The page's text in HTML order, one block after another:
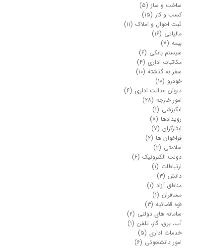
ساخت و ساز (۵)
کسب و کار (۱۵)
ثبت احوال و املاک (۱۱)
مالیاتی (۱۶)
بیمه (۷)
سیستم بانکی (۶)
مکاتبات اداری (۴)
سفر به گذشته (۱۰)
خودرو (۱۰)
دیوان عدالت اداری (۴)
امور خارجه (۲۸)
انگیزشی (۱)
رویدادها (۸)
ایثارگران (۷)
فراخوان ها (۲)
سلامتی (۲)
دولت الکترونیک (۶)
ارتباطات (۱)
دانش (۳)
مناطق آزاد (۱)
مسافران (۱)
قوه قضائیه (۳)
سامانه های دولتی (۲)
آب، برق، گاز، تلفن (۱)
خدمات اداری (۵)
امور دانشجوئی (۶)